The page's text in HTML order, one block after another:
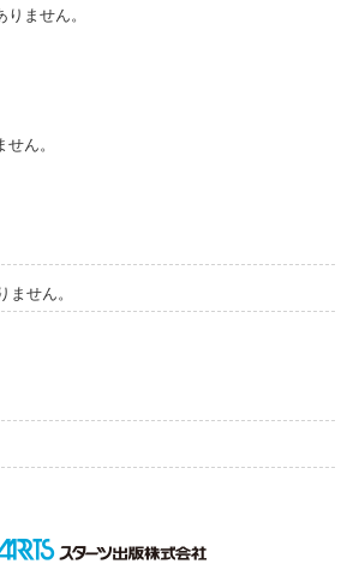
を移転することになりました。
のほうでお願いします。
わっていたりしていますが、ご理解お
わってません。
ません。
ん。
ません。